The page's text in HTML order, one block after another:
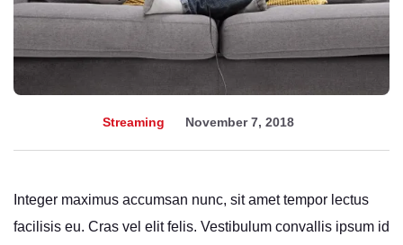
Streaming November 7, 2018
Integer maximus accumsan nunc, sit amet tempor lectus
facilisis eu. Cras vel elit felis. Vestibulum convallis ipsum id